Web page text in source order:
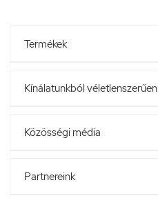
Termékek
Kínálatunkból véletlenszerűen
Közösségi média
Partnereink